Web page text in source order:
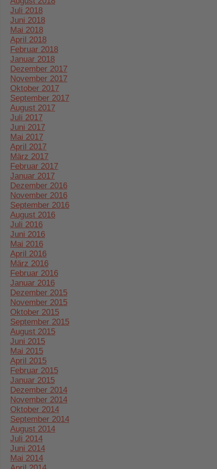
Juli 2018
Juni 2018
Mai 2018
April 2018
Februar 2018
Januar 2018
Dezember 2017
November 2017
Oktober 2017
September 2017
August 2017
Juli 2017
Juni 2017
Mai 2017
April 2017
März 2017
Februar 2017
Januar 2017
Dezember 2016
November 2016
September 2016
August 2016
Juli 2016
Juni 2016
Mai 2016
April 2016
März 2016
Februar 2016
Januar 2016
Dezember 2015
November 2015
Oktober 2015
September 2015
August 2015
Juni 2015
Mai 2015
April 2015
Februar 2015
Januar 2015
Dezember 2014
November 2014
Oktober 2014
September 2014
August 2014
Juli 2014
Juni 2014
Mai 2014